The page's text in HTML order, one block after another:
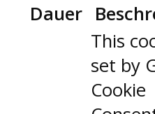
Dauer
This
set by
Cookie